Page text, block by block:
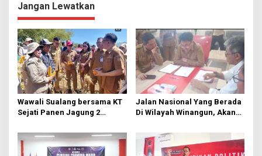
a
s
i
p
o
s
Jangan Lewatkan
Wawali Sualang bersama KT
Sejati Panen Jagung 2
Jalan Nasional Yang Berada
Di Wilayah Winangun, Akan